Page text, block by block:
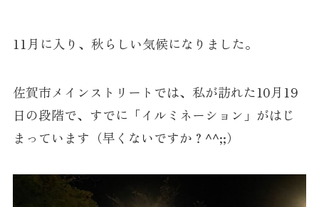
11月に入り、秋らしい気候になりました。
佐賀市メインストリートでは、私が訪れた10月19
日の段階で、すでに「イルミネーション」がはじ
まっています（早くないですか？^^;;）